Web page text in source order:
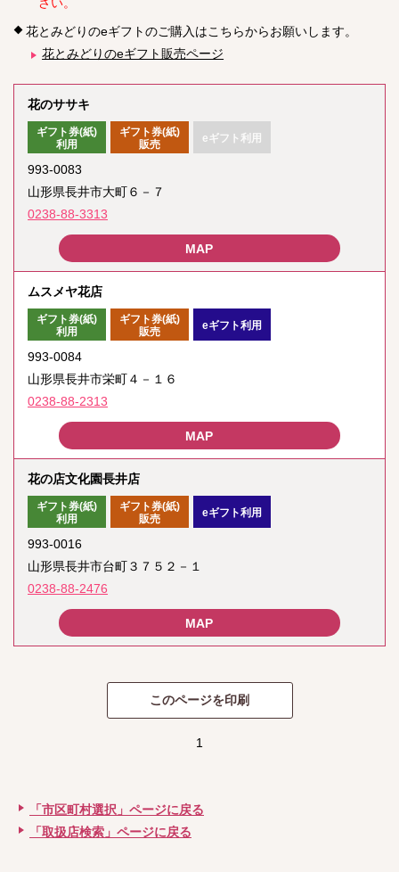
花とみどりのeギフトのご購入はこちらからお願いします。
花とみどりのeギフト販売ページ
花のササキ
ギフト券(紙)
利用
ギフト券(紙)
販売
eギフト利用
993-0083
山形県長井市大町６－７
0238-88-3313
ムスメヤ花店
ギフト券(紙)
利用
ギフト券(紙)
販売
eギフト利用
993-0084
山形県長井市栄町４－１６
0238-88-2313
花の店文化園長井店
ギフト券(紙)
利用
ギフト券(紙)
販売
eギフト利用
993-0016
山形県長井市台町３７５２－１
0238-88-2476
1
「市区町村選択」ページに戻る
「取扱店検索」ページに戻る